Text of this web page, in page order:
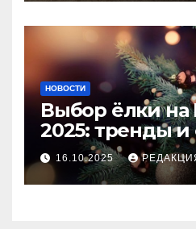
НОВОСТИ
Выбор ёлки на
2025: тренды
идеального
16.10.2025